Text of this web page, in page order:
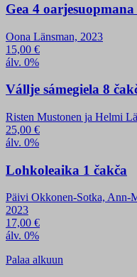
Gea 4
Oona Länsman, 2023
15,00 €
álv. 0%
Vállje sámegiela 8
Risten Mustonen ja Helmi
25,00 €
álv. 0%
Lohkoleaika 1 čakča
Päivi Okkonen-Sotka, Ann-
2023
17,00 €
álv. 0%
Palaa alkuun